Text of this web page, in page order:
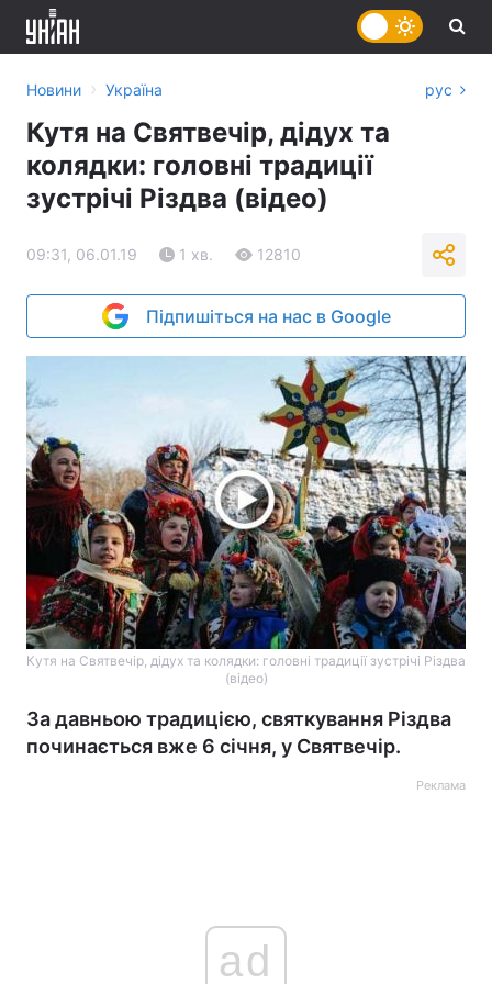
Новини › Україна рус
Кутя на Святвечір, дідух та
колядки: головні традиції
зустрічі Різдва (відео)
09:31, 06.01.19 1 хв. 12810
Підпишіться на нас в Google
Кутя на Святвечір, дідух та колядки: головні традиції зустрічі Різдва
(відео)
За давньою традицією, святкування Різдва
починається вже 6 січня, у Святвечір.
Реклама
ad